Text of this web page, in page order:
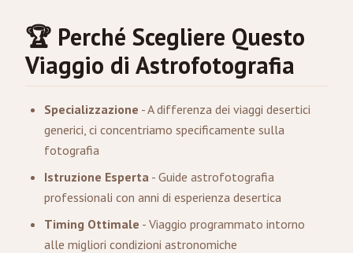
🏆 Perché Scegliere Questo
Viaggio di Astrofotografia
Specializzazione - A differenza dei viaggi desertici
generici, ci concentriamo specificamente sulla
fotografia
Istruzione Esperta - Guide astrofotografia
professionali con anni di esperienza desertica
Timing Ottimale - Viaggio programmato intorno
alle migliori condizioni astronomiche